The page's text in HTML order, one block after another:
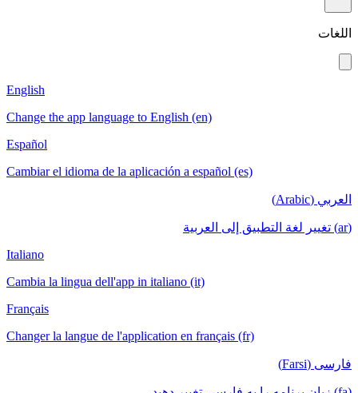
Change the app language to English (en)
Cambiar el idioma de la aplicación a español
Cambia la lingua dell'app in italiano (it)
Changer la langue de l'application en